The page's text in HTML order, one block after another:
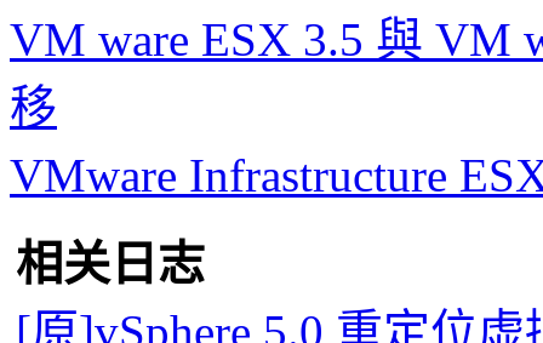
VM ware ESX 3.5 與 VM
移
VMware Infrastructure
相关日志
[原]vSphere 5.0 重定位